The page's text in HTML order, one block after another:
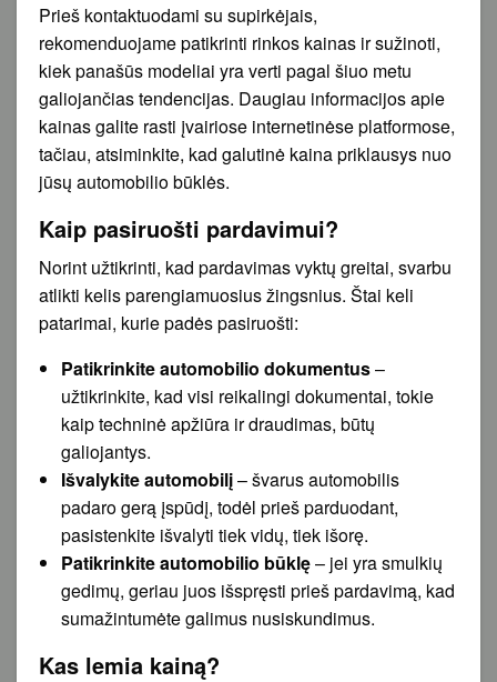
Prieš kontaktuodami su supirkėjais,
rekomenduojame patikrinti rinkos kainas ir sužinoti,
kiek panašūs modeliai yra verti pagal šiuo metu
galiojančias tendencijas. Daugiau informacijos apie
kainas galite rasti įvairiose internetinėse platformose,
tačiau, atsiminkite, kad galutinė kaina priklausys nuo
jūsų automobilio būklės.
Kaip pasiruošti pardavimui?
Norint užtikrinti, kad pardavimas vyktų greitai, svarbu
atlikti kelis parengiamuosius žingsnius. Štai keli
patarimai, kurie padės pasiruošti:
Patikrinkite automobilio dokumentus–
užtikrinkite, kad visi reikalingi dokumentai, tokie
kaip techninė apžiūra ir draudimas, būtų
galiojantys.
Išvalykite automobilį– švarus automobilis
padaro gerą įspūdį, todėl prieš parduodant,
pasistenkite išvalyti tiek vidų, tiek išorę.
Patikrinkite automobilio būklę– jei yra smulkių
gedimų, geriau juos išspręsti prieš pardavimą, kad
sumažintumėte galimus nusiskundimus.
Kas lemia kainą?